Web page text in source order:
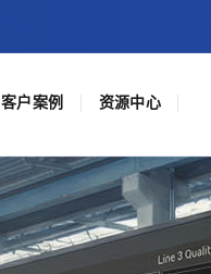
客户案例 资源中心